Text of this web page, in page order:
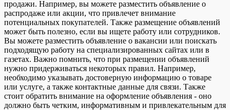
продажи. Например, вы можете разместить объявление о
распродаже или акции, что привлечет внимание
потенциальных покупателей. Также размещение объявлений
может быть полезно, если вы ищете работу или сотрудников.
Вы можете разместить объявление о вакансии или поискать
подходящую работу на специализированных сайтах или в
газетах. Важно помнить, что при размещении объявлений
нужно придерживаться некоторых правил. Например,
необходимо указывать достоверную информацию о товаре
или услуге, а также контактные данные для связи. Также
стоит обратить внимание на оформление объявления - оно
должно быть четким, информативным и привлекательным для